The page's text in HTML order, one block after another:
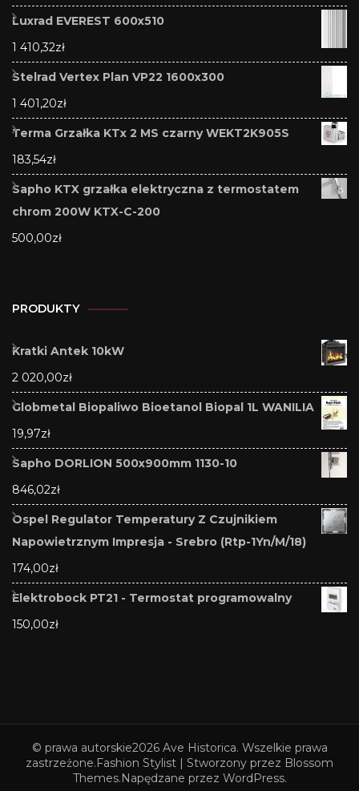
Luxrad EVEREST 600x510
1 410,32zł
Stelrad Vertex Plan VP22 1600x300
1 401,20zł
Terma Grzałka KTx 2 MS czarny WEKT2K905S
183,54zł
Sapho KTX grzałka elektryczna z termostatem
chrom 200W KTX-C-200
500,00zł
PRODUKTY
Kratki Antek 10kW
2 020,00zł
Globmetal Biopaliwo Bioetanol Biopal 1L WANILIA
19,97zł
Sapho DORLION 500x900mm 1130-10
846,02zł
Ospel Regulator Temperatury Z Czujnikiem
Napowietrznym Impresja - Srebro (Rtp-1Yn/M/18)
174,00zł
Elektrobock PT21 - Termostat programowalny
150,00zł
© prawa autorskie2026 Ave Historica. Wszelkie prawa
zastrzeżone.Fashion Stylist | Stworzony przez Blossom
Themes.Napędzane przez WordPress.